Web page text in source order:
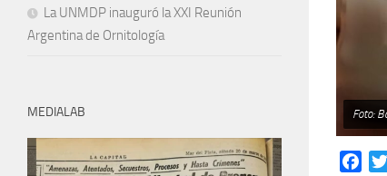
Foto:
La UNMDP inauguró la XXI Reunión
Argentina de Ornitología
MEDIALAB